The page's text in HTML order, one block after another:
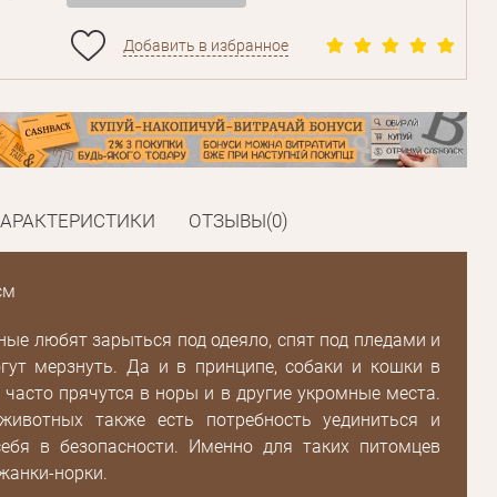
Добавить в избранное
ОТЗЫВЫ(0)
любят зарыться под одеяло, спят под пледами и
мерзнуть. Да и в принципе, собаки и кошки в
часто прячутся в норы и в другие укромные места.
также есть потребность уединиться и
в безопасности. Именно для таких питомцев
норки.
пароль